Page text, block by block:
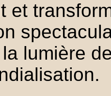
et
lumière